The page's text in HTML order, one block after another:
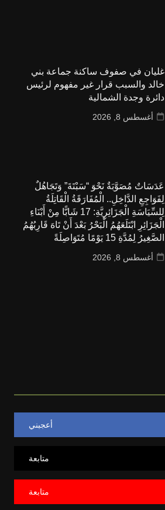
غليان في صفوف ساكنة جماعة بني
خالد والسبب قرار غير مفهوم لرئيس
دائرة وجدة الشمالية
أغسطس 8, 2026
عَدَسَاتٌ مُصَوَّبَةٌ نَحْوَ “سَبْتَةَ” وَتَجَاهُلٌ
لِفَوَاجِعِ الدَّاخِلِ.. الْمُفَارَقَةُ الْقَاتِلَةُ
لِلسِّيَاسَةِ الْجَزَائِرِيَّةِ: 17 شَابًّا مِنْ أَبْنَاءِ
الْجَزَائِرِ ابْتَلَعَهُمُ الْبَحْرُ بَعْدَ أَنْ تَاهَ قَارِبُهُمُ
الصَّغِيرُ لِمُدَّةِ 15 يَوْمًا مُتَوَاصِلَةً
أغسطس 8, 2026
أعجبني
متابعة
متابعة